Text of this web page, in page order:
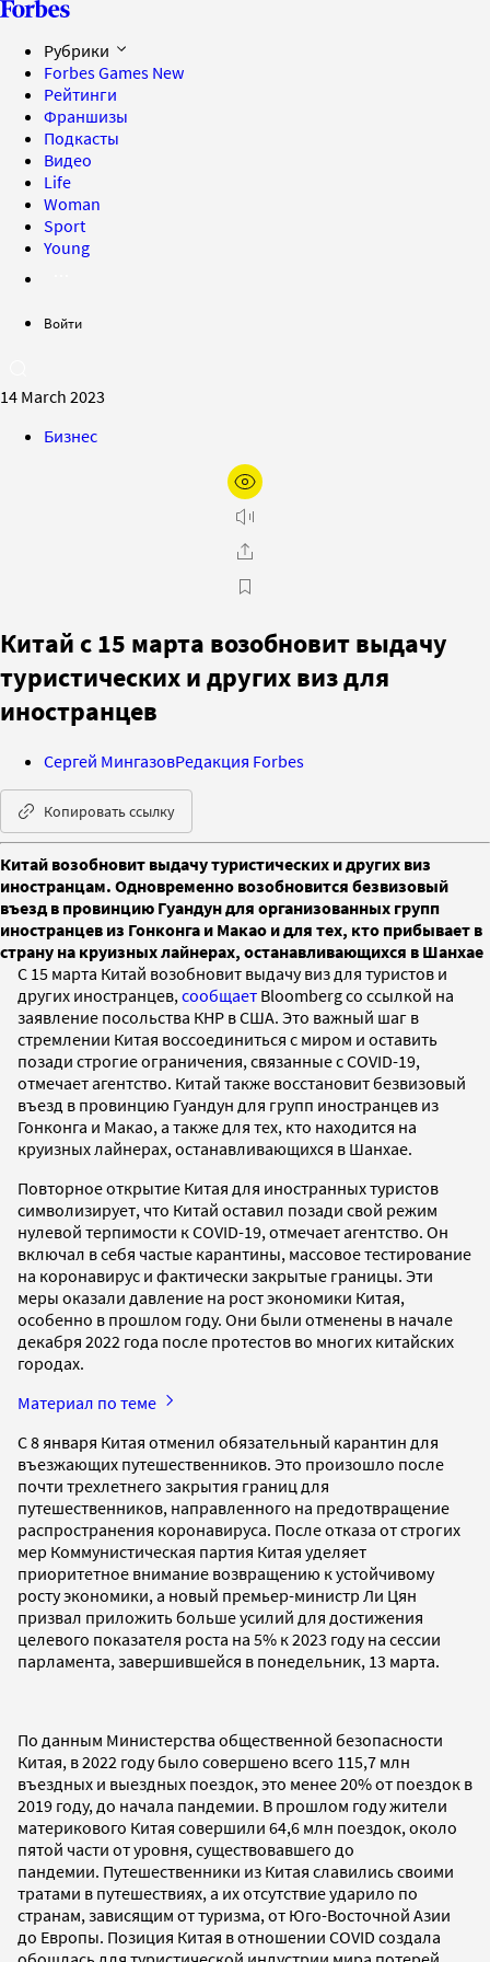
Рубрики
Forbes Games New
Рейтинги
Франшизы
Подкасты
Видео
Life
Woman
Sport
Young
Войти
14 March 2023
Бизнес
Китай с 15 марта возобновит выдачу
туристических и других виз для
иностранцев
Сергей МингазовРедакция Forbes
Копировать ссылку
Китай возобновит выдачу туристических и других виз
иностранцам. Одновременно возобновится безвизовый
въезд в провинцию Гуандун для организованных групп
иностранцев из Гонконга и Макао и для тех, кто прибывает в
страну на круизных лайнерах, останавливающихся в Шанхае
С 15 марта Китай возобновит выдачу виз для туристов и
других иностранцев, сообщает Bloomberg со ссылкой на
заявление посольства КНР в США. Это важный шаг в
стремлении Китая воссоединиться с миром и оставить
позади строгие ограничения, связанные с COVID-19,
отмечает агентство. Китай также восстановит безвизовый
въезд в провинцию Гуандун для групп иностранцев из
Гонконга и Макао, а также для тех, кто находится на
круизных лайнерах, останавливающихся в Шанхае.
Повторное открытие Китая для иностранных туристов
символизирует, что Китай оставил позади свой режим
нулевой терпимости к COVID-19, отмечает агентство. Он
включал в себя частые карантины, массовое тестирование
на коронавирус и фактически закрытые границы. Эти
меры оказали давление на рост экономики Китая,
особенно в прошлом году. Они были отменены в начале
декабря 2022 года после протестов во многих китайских
городах.
Материал по теме
С 8 января Китая отменил обязательный карантин для
въезжающих путешественников. Это произошло после
почти трехлетнего закрытия границ для
путешественников, направленного на предотвращение
распространения коронавируса. После отказа от строгих
мер Коммунистическая партия Китая уделяет
приоритетное внимание возвращению к устойчивому
росту экономики, а новый премьер-министр Ли Цян
призвал приложить больше усилий для достижения
целевого показателя роста на 5% к 2023 году на сессии
парламента, завершившейся в понедельник, 13 марта.
По данным Министерства общественной безопасности
Китая, в 2022 году было совершено всего 115,7 млн
въездных и выездных поездок, это менее 20% от поездок в
2019 году, до начала пандемии. В прошлом году жители
материкового Китая совершили 64,6 млн поездок, около
пятой части от уровня, существовавшего до
пандемии. Путешественники из Китая славились своими
тратами в путешествиях, а их отсутствие ударило по
странам, зависящим от туризма, от Юго-Восточной Азии
до Европы. Позиция Китая в отношении COVID создала